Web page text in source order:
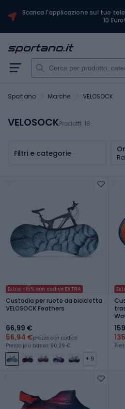
Scarica l'applicazione sul tuo
10 Euro!
Sportano Marche VELOSOCK
VELOSOCKProdotti: 18
Filtri e categorie
Extra -15% con codice EXTRA
Custodia per ruote da bicicletta
VELOSOCK Feathers
66,99 €
56,94 €prezzo con codice
Prezzo più basso: 60,29 €
+ 9